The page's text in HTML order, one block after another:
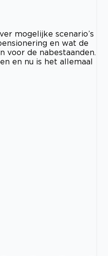
mogelijke scenario’s
en wat de
voor de nabestaanden.
en nu is het allemaal